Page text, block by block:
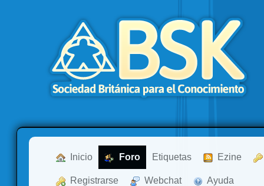
Inicio Foro Etiquetas Ezine
Registrarse Webchat Ayuda